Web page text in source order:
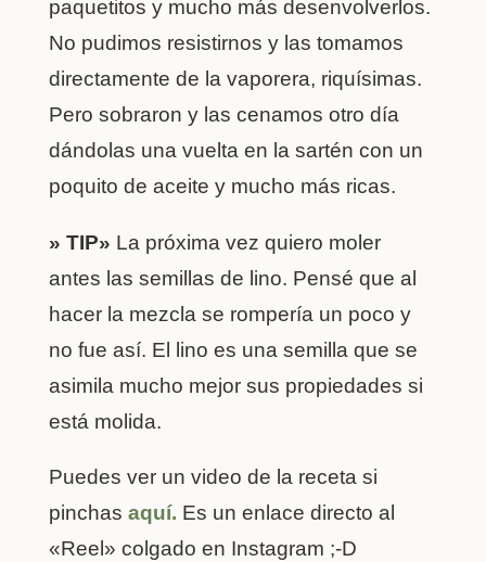
paquetitos y mucho más desenvolverlos.
No pudimos resistirnos y las tomamos
directamente de la vaporera, riquísimas.
Pero sobraron y las cenamos otro día
dándolas una vuelta en la sartén con un
poquito de aceite y mucho más ricas.
» TIP» La próxima vez quiero moler
antes las semillas de lino. Pensé que al
hacer la mezcla se rompería un poco y
no fue así. El lino es una semilla que se
asimila mucho mejor sus propiedades si
está molida.
Puedes ver un video de la receta si
pinchas aquí. Es un enlace directo al
«Reel» colgado en Instagram ;-D